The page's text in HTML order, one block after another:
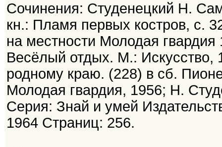
Сочинения: Студенецкий Н.
кн.: Пламя первых костров, с.
на местности Молодая
Весёлый отдых. М.:
родному краю. (228) в сб.
Молодая гвардия, 1956; Н.
Серия: Знай и умей
1964 Страниц: 256.